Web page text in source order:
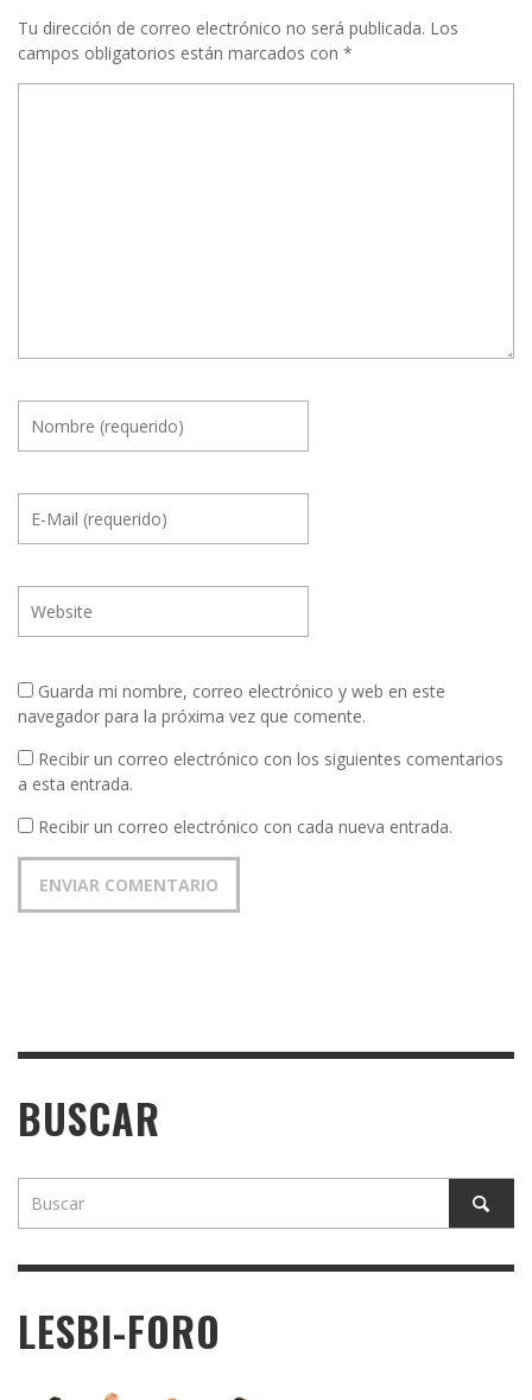
Tu dirección de correo electrónico no será publicada. Los
campos obligatorios están marcados con *
Guarda mi nombre, correo electrónico y web en este
navegador para la próxima vez que comente.
Recibir un correo electrónico con los siguientes comentarios
a esta entrada.
Recibir un correo electrónico con cada nueva entrada.
BUSCAR
LESBI-FORO